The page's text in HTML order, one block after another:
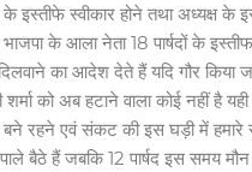
के इस्तीफे स्वीकार होने तथा अध्यक्ष
के आला नेता 18 पार्षदों के
का आदेश देते हैं यदि गौर किया
को अब हटाने वाला कोई नहीं है
रहने एवं संकट की इस घड़ी में हमारे
बैठे हैं जबकि 12 पार्षद इस समय